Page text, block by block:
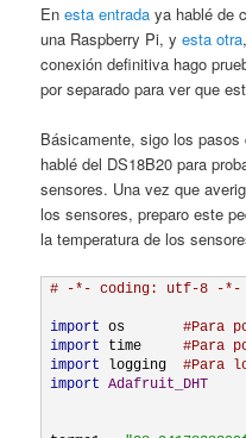
Enesta entrada ya hablé de
una Raspberry Pi, yesta otra
conexión definitiva hago
por separado para ver que
Básicamente, sigo los
hablé del DS18B20 para
sensores. Una vez que
los sensores, preparo este
la temperatura de los
# -*- coding: utf-8 -*-
import os #Para
import
time #Para
import
logging #Para
import Adafruit_DHT